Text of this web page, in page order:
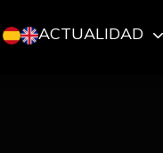
ACTUALIDAD